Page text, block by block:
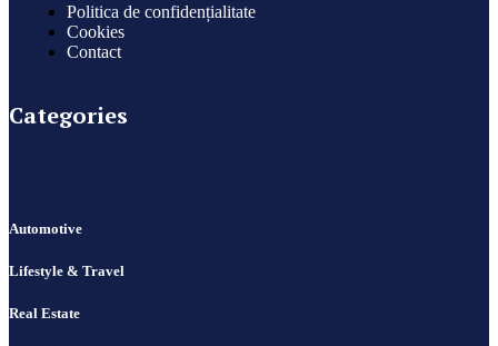
Politica de confidențialitate
Cookies
Contact
Categories
Automotive
Lifestyle & Travel
Real Estate